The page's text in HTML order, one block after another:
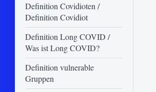
Definition Covidioten /
Definition Covidiot
Definition Long COVID /
Was ist Long COVID?
Definition vulnerable
Gruppen